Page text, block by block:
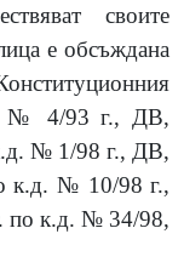
своите
е обсъждана
№ 4/93 г., ДВ,
№ 1/98 г., ДВ,
к.д. № 10/98 г.,
по к.д. № 34/98,